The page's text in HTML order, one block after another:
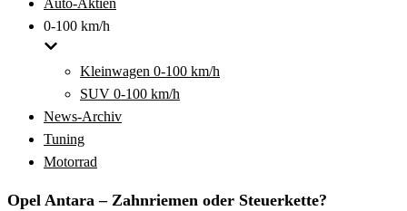
Auto-Aktien
0-100 km/h
Kleinwagen 0-100 km/h
SUV 0-100 km/h
News-Archiv
Tuning
Motorrad
Opel Antara – Zahnriemen oder Steuerkette?